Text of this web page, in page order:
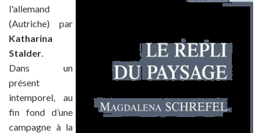
l'allemand
(Autriche) par
Katharina
Stalder.
Dans un
présent
intemporel, au
fin fond d’une
campagne à la